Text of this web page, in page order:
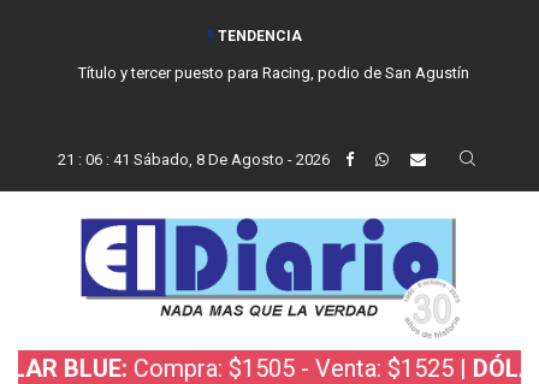
TENDENCIA
Título y tercer puesto para Racing, podio de San Agustín
21 : 06 : 42 Sábado, 8 De Agosto - 2026
Compra: $1505 - Venta: $1525 |DÓLAR